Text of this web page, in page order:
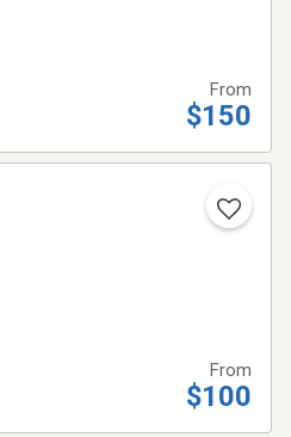
From
$150
From
$100